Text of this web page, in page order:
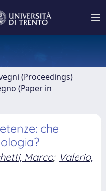
(Proceedings)
(Paper in
che
Marco; Valerio,